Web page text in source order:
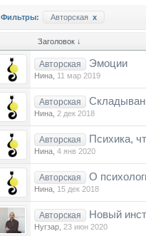
Фильтры: Авторская x
Заголовок ↓
Авторская Эмоции
Нина 11 мар 2019
Авторская
Нина 2 дек 2018
Авторская Психика,
Нина 4 янв 2020
Авторская О
Нина 15 дек 2018
Авторская Новый
Нугзар 23 июн 2020